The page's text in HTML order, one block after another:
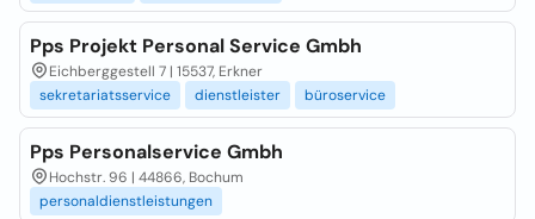
Pps Projekt Personal Service Gmbh
Eichberggestell 7 | 15537, Erkner
sekretariatsservice
dienstleister büroservice
Pps Personalservice Gmbh
Hochstr. 96 | 44866, Bochum
personaldienstleistungen